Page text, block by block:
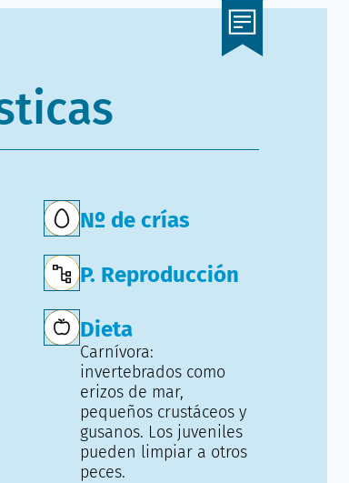
Nº de crías
P. Reproducción
Dieta
Carnívora:
invertebrados como
erizos de mar,
pequeños crustáceos y
gusanos. Los juveniles
pueden limpiar a otros
peces.